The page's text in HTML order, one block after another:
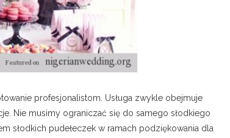
profesjonalistom. Usługa zwykle obejmuje
Nie musimy ograniczać się do samego słodkiego
słodkich pudełeczek w ramach podziękowania dla